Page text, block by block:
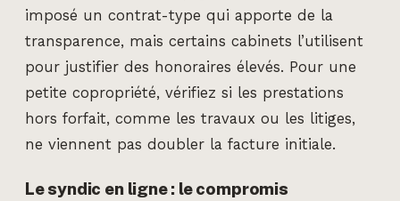
imposé un contrat-type qui apporte de la
transparence, mais certains cabinets l’utilisent
pour justifier des honoraires élevés. Pour une
petite copropriété, vérifiez si les prestations
hors forfait, comme les travaux ou les litiges,
ne viennent pas doubler la facture initiale.
Le syndic en ligne : le compromis